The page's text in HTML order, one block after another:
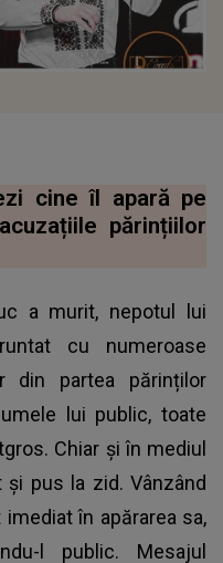
cine îl apară pe
părințiilor
a murit, nepotul lui
cu numeroase
din partea părinților
lui public, toate
Chiar și în mediul
pus la zid. Vânzând
în apărarea sa,
l public. Mesajul